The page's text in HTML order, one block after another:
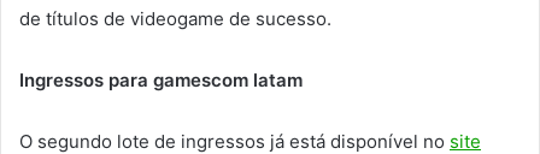
de títulos de videogame de sucesso.
Ingressos para gamescom latam
O segundo lote de ingressos já está disponível no site